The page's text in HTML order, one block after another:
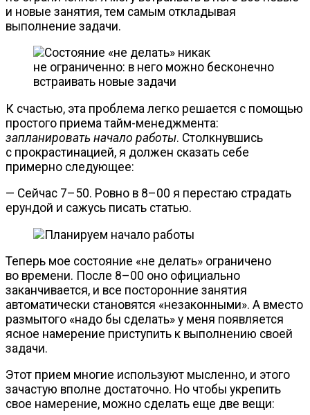
и новые занятия, тем самым откладывая
выполнение задачи.
К счастью, эта проблема легко решается с помощью
простого приема тайм-менеджмента:
запланировать начало работы. Столкнувшись
с прокрастинацией, я должен сказать себе
примерно следующее:
— Сейчас 7–50. Ровно в 8–00 я перестаю страдать
ерундой и сажусь писать статью.
Теперь мое состояние «не делать» ограничено
во времени. После 8–00 оно официально
заканчивается, и все посторонние занятия
автоматически становятся «незаконными». А вместо
размытого «надо бы сделать» у меня появляется
ясное намерение приступить к выполнению своей
задачи.
Этот прием многие используют мысленно, и этого
зачастую вполне достаточно. Но чтобы укрепить
свое намерение, можно сделать еще две вещи: